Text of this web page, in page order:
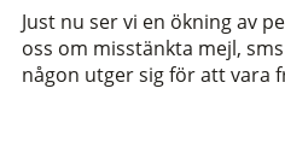
Just nu ser vi en ökning av
oss om misstänkta mejl,
någon utger sig för att vara